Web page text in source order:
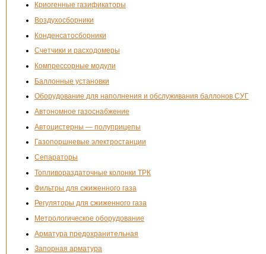
Криогенные газификаторы
Воздухосборники
Конденсатосборники
Счетчики и расходомеры
Компрессорные модули
Баллонные установки
Оборудование для наполнения и обслуживания баллонов СУГ
Автономное газоснабжение
Автоцистерны — полуприцепы
Газопоршневые электростанции
Сепараторы
Топливораздаточные колонки ТРК
Фильтры для сжиженного газа
Регуляторы для сжиженного газа
Метрологическое оборудование
Арматура предохранительная
Запорная арматура